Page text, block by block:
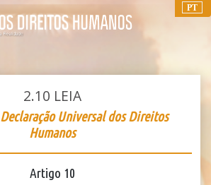
PT
2.10 LEIA
Declaração Universal dos Direitos
Humanos
Artigo 10